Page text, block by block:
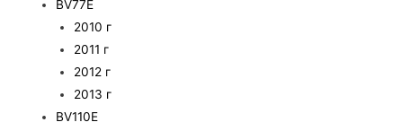
BV77E
2010 г
2011 г
2012 г
2013 г
BV110E